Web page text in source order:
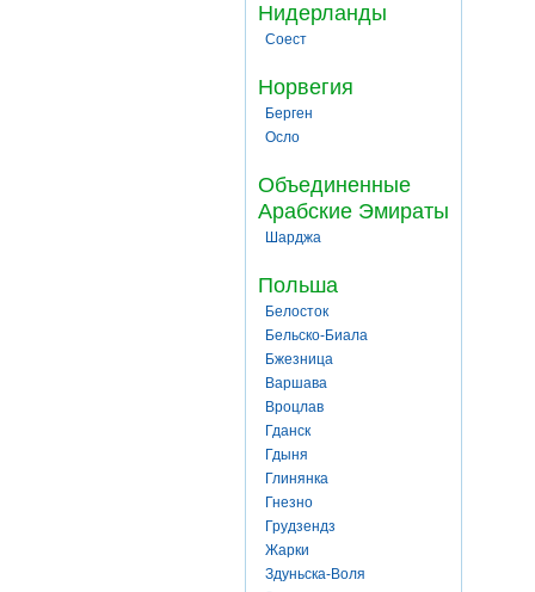
Нидерланды
Соест
Норвегия
Берген
Осло
Объединенные
Арабские Эмираты
Шарджа
Польша
Белосток
Бельско-Биала
Бжезница
Варшава
Вроцлав
Гданск
Гдыня
Глинянка
Гнезно
Грудзендз
Жарки
Здуньска-Воля